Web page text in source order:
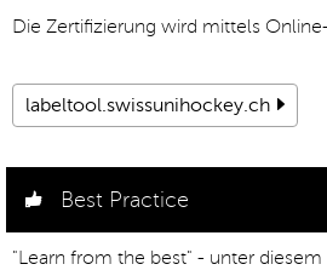
Die Zertifizierung wird mittels
labeltool.swissunihockey.ch
Best Practice
"Learn from the best" - unter